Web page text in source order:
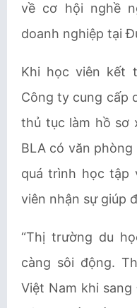
về cơ hội nghề
doanh nghiệp tại
Khi học viên kết
Công ty cung cấp
thủ tục làm hồ sơ
BLA có văn
quá trình học tập
viên nhận sự giúp
“Thị trường du
càng sôi động.
Việt Nam khi